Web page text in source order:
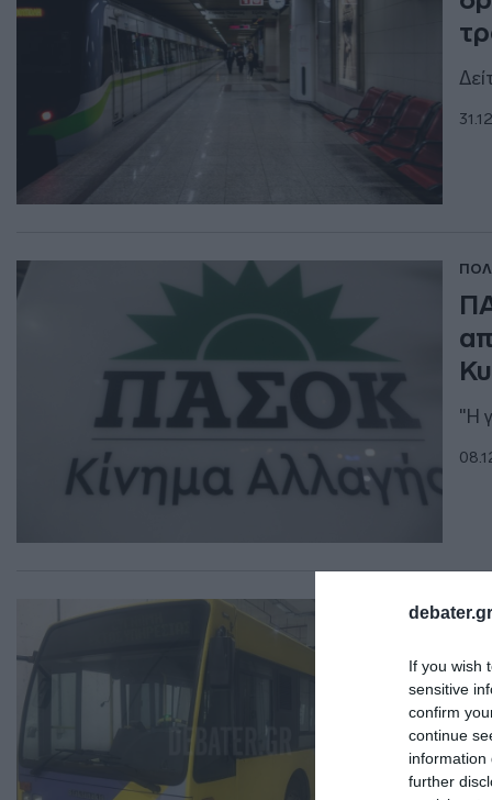
If you wish
sensitive
confirm
continue
information
further
"Η